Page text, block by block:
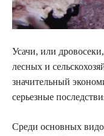
Усачи, или
лесных и
значительный
серьезные
Среди основных